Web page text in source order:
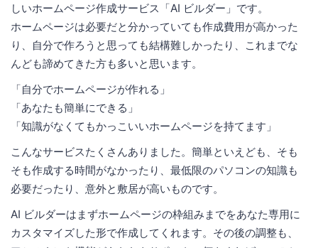
しいホームページ作成サービス「AI ビルダー」です。
ホームページは必要だと分かっていても作成費用が高かった
り、自分で作ろうと思っても結構難しかったり、これまでな
んども諦めてきた方も多いと思います。
「自分でホームページが作れる」
「あなたも簡単にできる」
「知識がなくてもかっこいいホームページを持てます」
こんなサービスたくさんありました。簡単といえども、そも
そも作成する時間がなかったり、最低限のパソコンの知識も
必要だったり、意外と敷居が高いものです。
AI ビルダーはまずホームページの枠組みまでをあなた専用に
カスタマイズした形で作成してくれます。その後の調整も、